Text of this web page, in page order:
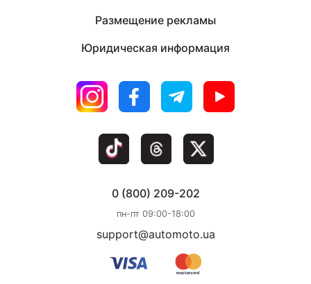
Размещение рекламы
Юридическая информация
0 (800) 209-202
пн-пт 09:00-18:00
support@automoto.ua